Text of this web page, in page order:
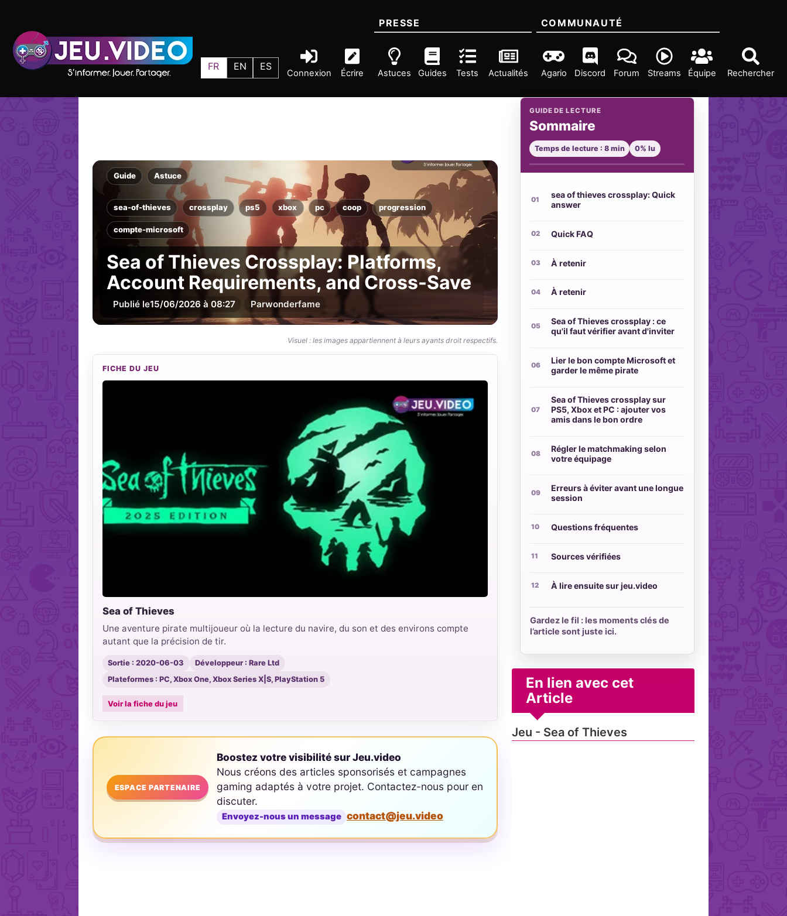
FR EN ES
Connexion Écrire Rechercher
PRESSE
Astuces Guides Tests Actualités
COMMUNAUTÉ
Agario Discord Forum Streams Équipe
Guide Astuce
sea-of-thieves crossplay ps5 xbox pc coop progression
compte-microsoft
Sea of Thieves Crossplay: Platforms,
Account Requirements, and Cross-Save
Publié le15/06/2026 à 08:27 Parwonderfame
Visuel : les images appartiennent à leurs ayants droit respectifs.
FICHE DU JEU
Sea of Thieves
Une aventure pirate multijoueur où la lecture du navire, du son et des environs compte
autant que la précision de tir.
Sortie : 2020-06-03
Développeur : Rare Ltd
Plateformes : PC, Xbox One, Xbox Series X|S, PlayStation 5
Voir la fiche du jeu
ESPACE PARTENAIRE
Boostez votre visibilité sur Jeu.video
Nous créons des articles sponsorisés et campagnes
gaming adaptés à votre projet. Contactez-nous pour en
discuter.
Envoyez-nous un message contact@jeu.video
GUIDE DE LECTURE
Sommaire
Temps de lecture : 8 min 0% lu
sea of thieves crossplay: Quick
answer
Quick FAQ
À retenir
À retenir
Sea of Thieves crossplay : ce
qu'il faut vérifier avant d'inviter
Lier le bon compte Microsoft et
garder le même pirate
Sea of Thieves crossplay sur
PS5, Xbox et PC : ajouter vos
amis dans le bon ordre
Régler le matchmaking selon
votre équipage
Erreurs à éviter avant une longue
session
Questions fréquentes
Sources vérifiées
À lire ensuite sur jeu.video
Gardez le fil : les moments clés de
l’article sont juste ici.
En lien avec cet
Article
Jeu - Sea of Thieves